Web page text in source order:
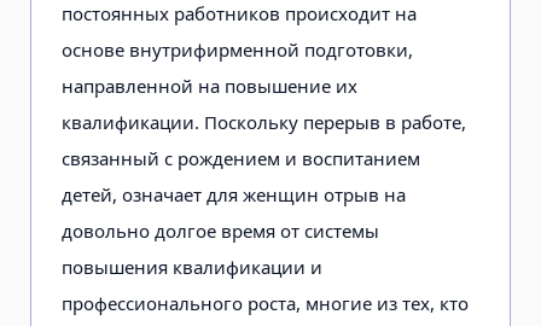
постоянных работников происходит на
основе внутрифирменной подготовки,
направленной на повышение их
квалификации. Поскольку перерыв в работе,
связанный с рождением и воспитанием
детей, означает для женщин отрыв на
довольно долгое время от системы
повышения квалификации и
профессионального роста, многие из тех, кто